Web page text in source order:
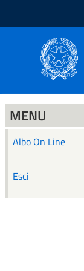
MENU
Albo On Line
Esci